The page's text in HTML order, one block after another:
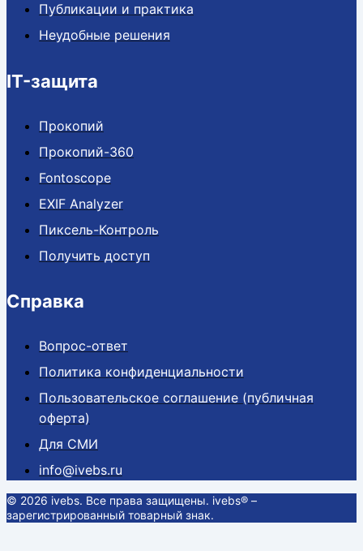
Публикации и практика
Неудобные решения
IT-защита
Прокопий
Прокопий-360
Fontoscope
EXIF Analyzer
Пиксель-Контроль
Получить доступ
Справка
Вопрос-ответ
Политика конфиденциальности
Пользовательское соглашение (публичная
оферта)
Для СМИ
info@ivebs.ru
© 2026 ivebs. Все права защищены. ivebs® –
зарегистрированный товарный знак.